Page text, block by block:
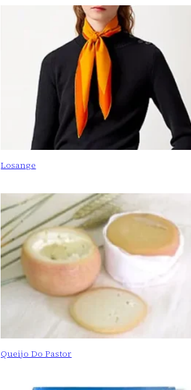
Losange
Queijo Do Pastor